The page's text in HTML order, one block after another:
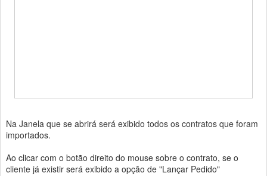
Na Janela que se abrirá será exibido todos os contratos que foram
importados.
Ao clicar com o botão direito do mouse sobre o contrato, se o
cliente já existir será exibido a opção de "Lançar Pedido"